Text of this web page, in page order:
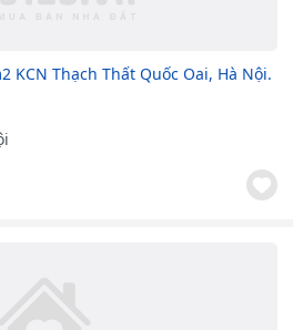
KCN Thạch Thất Quốc Oai, Hà Nội.